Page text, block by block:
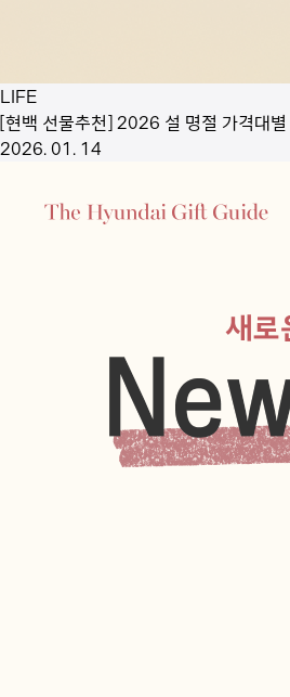
LIFE
[현백 선물추천] 2026 설 명절 가격대별
2026. 01. 14